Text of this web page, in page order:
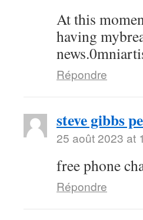
At this
having
Répondre
steve gibbs
25 août 2023 at
free phone
Répondre